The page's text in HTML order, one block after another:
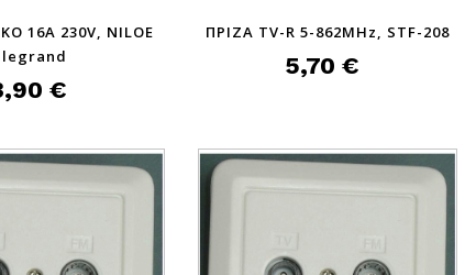
16A 230V, NILOE
legrand
€
ΠΡΙΖΑ TV-R 5-862MHz, STF-208
5,70 €